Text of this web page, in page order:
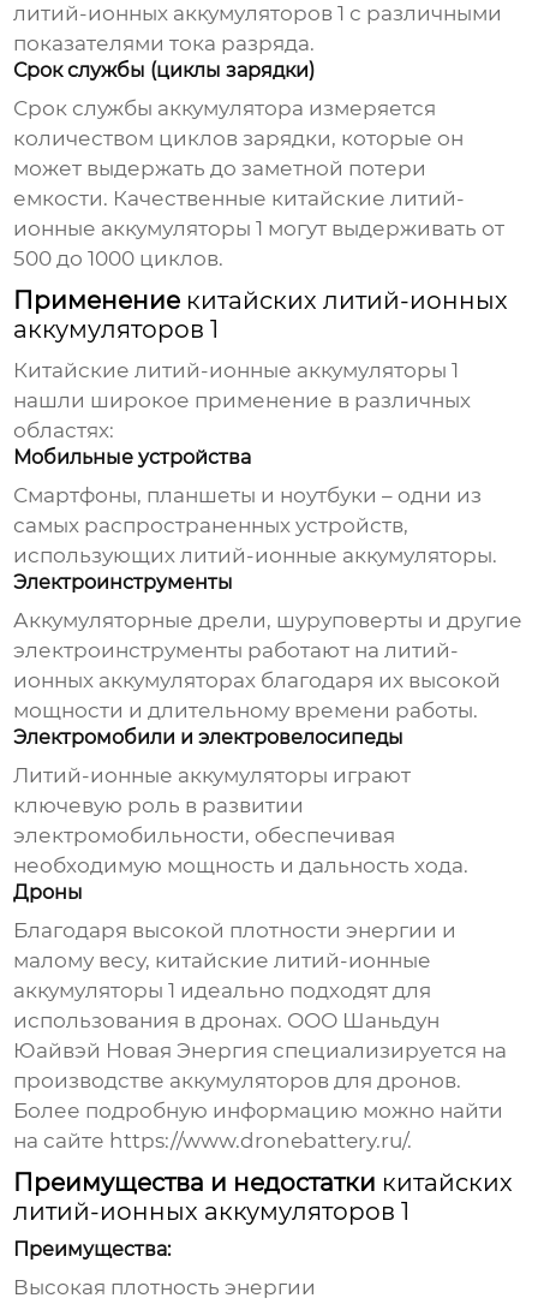
литий-ионных аккумуляторов 1 с различными
показателями тока разряда.
Срок службы (циклы зарядки)
Срок службы аккумулятора измеряется
количеством циклов зарядки, которые он
может выдержать до заметной потери
емкости. Качественные китайские литий-
ионные аккумуляторы 1 могут выдерживать от
500 до 1000 циклов.
Применение китайских литий-ионных
аккумуляторов 1
Китайские литий-ионные аккумуляторы 1
нашли широкое применение в различных
областях:
Мобильные устройства
Смартфоны, планшеты и ноутбуки – одни из
самых распространенных устройств,
использующих литий-ионные аккумуляторы.
Электроинструменты
Аккумуляторные дрели, шуруповерты и другие
электроинструменты работают на литий-
ионных аккумуляторах благодаря их высокой
мощности и длительному времени работы.
Электромобили и электровелосипеды
Литий-ионные аккумуляторы играют
ключевую роль в развитии
электромобильности, обеспечивая
необходимую мощность и дальность хода.
Дроны
Благодаря высокой плотности энергии и
малому весу, китайские литий-ионные
аккумуляторы 1 идеально подходят для
использования в дронах. ООО Шаньдун
Юайвэй Новая Энергия специализируется на
производстве аккумуляторов для дронов.
Более подробную информацию можно найти
на сайте https://www.dronebattery.ru/.
Преимущества и недостатки китайских
литий-ионных аккумуляторов 1
Преимущества:
Высокая плотность энергии